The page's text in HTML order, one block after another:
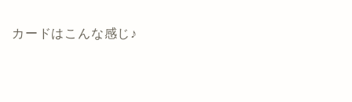
カードはこんな感じ♪